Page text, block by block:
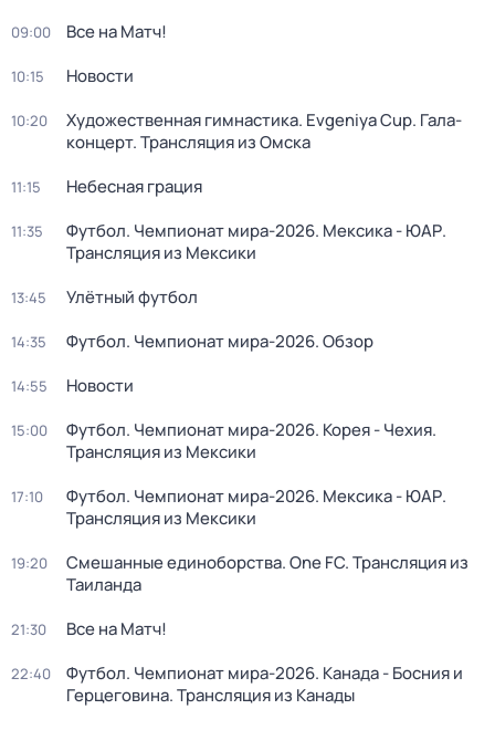
09:00 Все на Матч!
10:15 Новости
10:20
Художественная гимнастика. Evgeniya Cup. Гала-
концерт. Трансляция из Омска
11:15 Небесная грация
11:35
Футбол. Чемпионат мира-2026. Мексика - ЮАР.
Трансляция из Мексики
13:45 Улётный футбол
14:35 Футбол. Чемпионат мира-2026. Обзор
14:55 Новости
15:00
Футбол. Чемпионат мира-2026. Корея - Чехия.
Трансляция из Мексики
17:10
Футбол. Чемпионат мира-2026. Мексика - ЮАР.
Трансляция из Мексики
19:20
Смешанные единоборства. One FC. Трансляция из
Таиланда
21:30 Все на Матч!
22:40
Футбол. Чемпионат мира-2026. Канада - Босния и
Герцеговина. Трансляция из Канады